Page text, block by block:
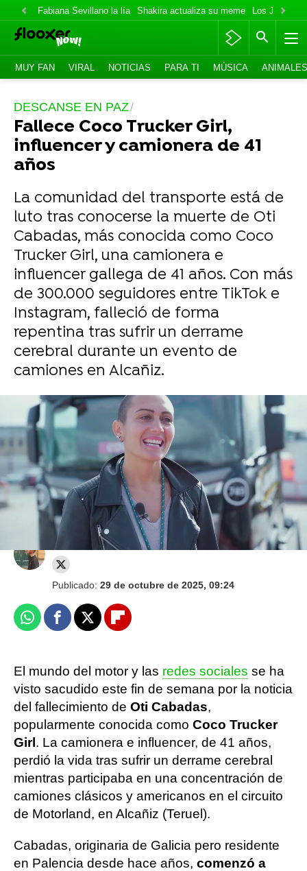
Fabiana Sevillano la lía Shakira actualiza su meme Los Jonas
MUY FAN VIRAL NOTICIAS PARA TI MÚSICA ANIMALES
DESCANSE EN PAZ
Fallece Coco Trucker Girl,
influencer y camionera de 41
años
La comunidad del transporte está de
luto tras conocerse la muerte de Oti
Cabadas, más conocida como Coco
Trucker Girl, una camionera e
influencer gallega de 41 años. Con más
de 300.000 seguidores entre TikTok e
Instagram, falleció de forma
repentina tras sufrir un derrame
cerebral durante un evento de
camiones en Alcañiz.
Xokas recuerda a Juan Jyoza tras su
fallecimiento: "Era un chaval puramente
majísimo"
Juan Carrasco
Publicado: 29 de octubre de 2025, 09:24
WhatsappFacebook
X Flipboard
El mundo del motor y las redes sociales se ha
visto sacudido este fin de semana por la noticia
del fallecimiento de Oti Cabadas,
popularmente conocida como Coco Trucker
Girl . La camionera e influencer, de 41 años,
perdió la vida tras sufrir un derrame cerebral
mientras participaba en una concentración de
camiones clásicos y americanos en el circuito
de Motorland, en Alcañiz (Teruel).
Cabadas, originaria de Galicia pero residente
en Palencia desde hace años, comenzó a